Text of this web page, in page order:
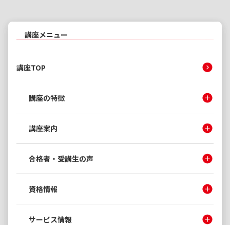
講座メニュー
講座TOP
講座の特徴
講座案内
合格者・受講生の声
資格情報
サービス情報